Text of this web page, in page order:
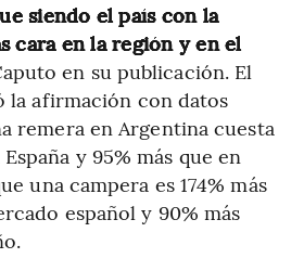
siendo el país con la
cara en la región y en el
en su publicación. El
la afirmación con datos
remera en Argentina cuesta
y 95% más que en
una campera es 174% más
español y 90% más